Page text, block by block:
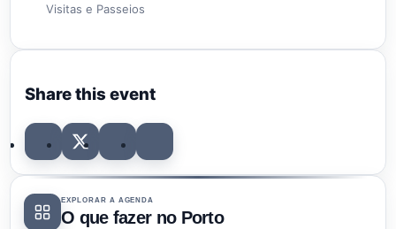
Visitas e Passeios
Share this event
EXPLORAR A AGENDA
O que fazer no Porto